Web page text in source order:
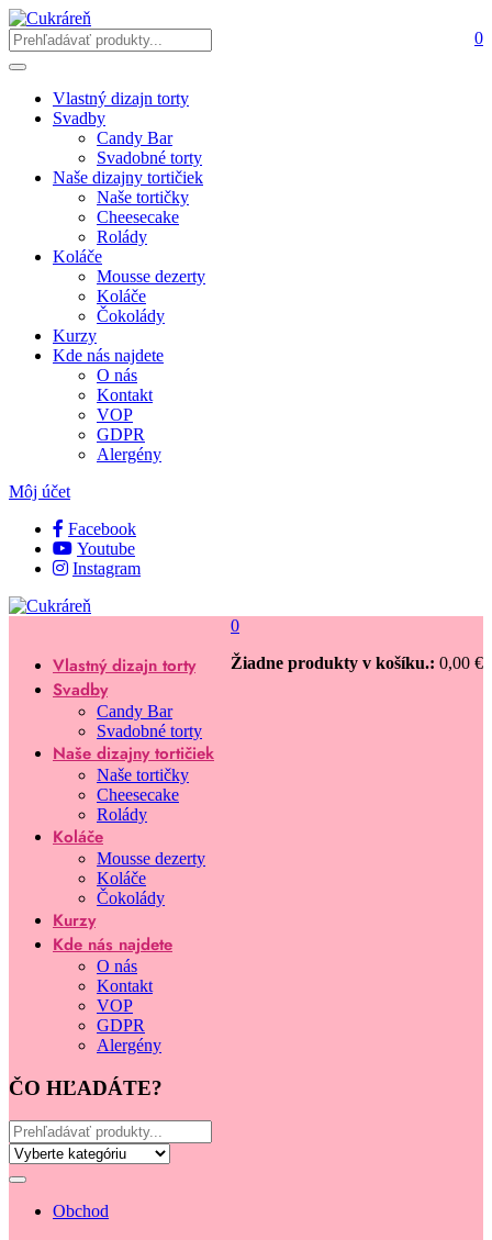
0
Vlastný dizajn torty
Svadby
Candy Bar
Svadobné torty
Naše dizajny tortičiek
Naše tortičky
Cheesecake
Rolády
Koláče
Mousse dezerty
Koláče
Čokolády
Kurzy
Kde nás najdete
O nás
Kontakt
VOP
GDPR
Alergény
Môj účet
Facebook
Youtube
Instagram
0
Žiadne produkty v košíku.: 0,00 €
Vlastný dizajn torty
Svadby
Candy Bar
Svadobné torty
Naše dizajny tortičiek
Naše tortičky
Cheesecake
Rolády
Koláče
Mousse dezerty
Koláče
Čokolády
Kurzy
Kde nás najdete
O nás
Kontakt
VOP
GDPR
Alergény
ČO HĽADÁTE?
Obchod